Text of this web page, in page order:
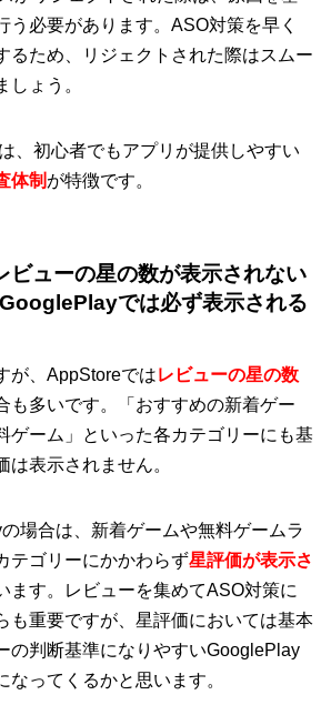
う必要があります。ASO対策を早く
るため、リジェクトされた際はスムー
しょう。
、初心者でもアプリが提供しやすい
体制 が特徴です。
ューの星の数が表示されない
では必ず表示される
が、AppStoreではレビューの星の数
も多いです。「おすすめの新着ゲー
ゲーム」といった各カテゴリーにも基
表示されません。
場合は、新着ゲームや無料ゲームラ
テゴリーにかかわらず星評価が表示さ
ます。レビューを集めてASO対策に
も重要ですが、星評価においては基本
の判断基準になりやすいGooglePlay
なってくるかと思います。